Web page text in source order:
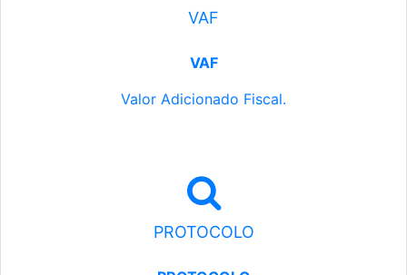
VAF
VAF
Valor Adicionado Fiscal.
PROTOCOLO